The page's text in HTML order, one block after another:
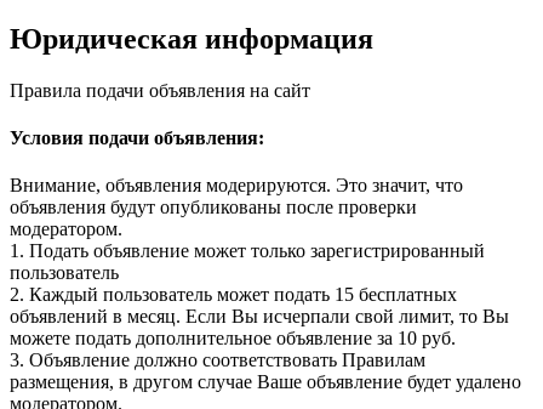
Юридическая информация
Правила подачи объявления на сайт
Условия подачи объявления:
Внимание, объявления модерируются. Это значит, что
объявления будут опубликованы после проверки
модератором.
1. Подать объявление может только зарегистрированный
пользователь
2. Каждый пользователь может подать 15 бесплатных
объявлений в месяц. Если Вы исчерпали свой лимит, то Вы
можете подать дополнительное объявление за 10 руб.
3. Объявление должно соответствовать Правилам
размещения, в другом случае Ваше объявление будет удалено
модератором.